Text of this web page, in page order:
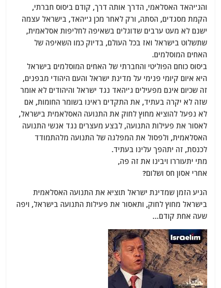
והג'יהאד האסלאמי, הדרך אותה דרך, קודם ביסוס חברתי,
הקמת מסגדים, הסתה, ורק לאחר מכן ג'יהאד, בישראל עצמה
ישנם לא מעט ערבים שדוגלים בשאיפה לחליפות אסלאמית,
שתשלוט בישראל ואז בכל העולם, בדיוק כמו השאיפה של
האחים המוסלמים.
ביסוס כוחם הפוליטי והחברתי של האחים המוסלמים בישראל
היא איום קיומי פנימי על מדינת ישראל והעם היהודי מבפנים,
זה שכיום אינם מפעילים ג'יהאד נגד ישראל והיהודים לא אומר
שזה לא יקרה בעתיד, את התקדים ראינו בשומר החומות, אם
לא נפעל להוציא מחוץ לחוק את התנועה האסלאמית בישראל,
לאסור את פעילות התנועה, לבצע מעצרים נגד אנשי התנועה
האסלאמית, ולפסול את המפלגה של התנועה מלהתמודד
לכנסת, זה יתהפך עלינו בעתיד.
מתי יתעוררו ויבינו את זה פה,
אחרי אסון חס ושלום?
הגיע הזמן שמדינת ישראל תוציא את התנועה האסלאמית
בישראל מחוץ לחוק, ותאסור את פעילות התנועה בישראל, ויפה
שעה אחת קודם…